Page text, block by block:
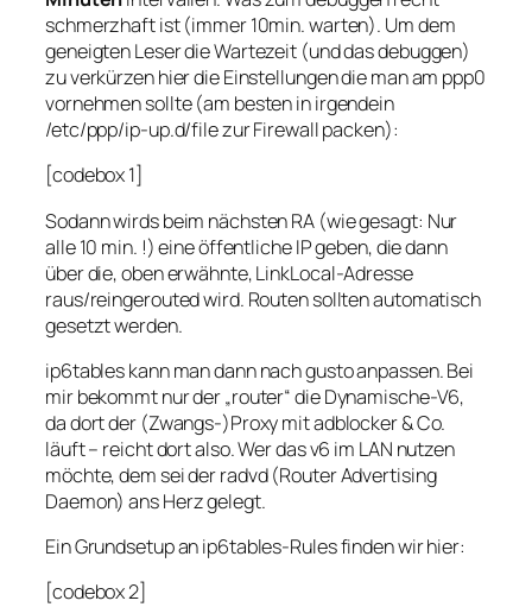
schmerzhaft ist (immer 10min. warten). Um dem
geneigten Leser die Wartezeit (und das debuggen)
zu verkürzen hier die Einstellungen die man am ppp0
vornehmen sollte (am besten in irgendein
/etc/ppp/ip-up.d/file zur Firewall packen):
[codebox 1]
Sodann wirds beim nächsten RA (wie gesagt: Nur
alle 10 min. !) eine öffentliche IP geben, die dann
über die, oben erwähnte, LinkLocal-Adresse
raus/reingerouted wird. Routen sollten automatisch
gesetzt werden.
ip6tables kann man dann nach gusto anpassen. Bei
mir bekommt nur der „router“ die Dynamische-V6,
da dort der (Zwangs-)Proxy mit adblocker & Co.
läuft – reicht dort also. Wer das v6 im LAN nutzen
möchte, dem sei der radvd (Router Advertising
Daemon) ans Herz gelegt.
Ein Grundsetup an ip6tables-Rules finden wir hier:
[codebox 2]